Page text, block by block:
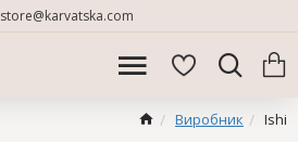
store@karvatska.com
Виробник Ishi